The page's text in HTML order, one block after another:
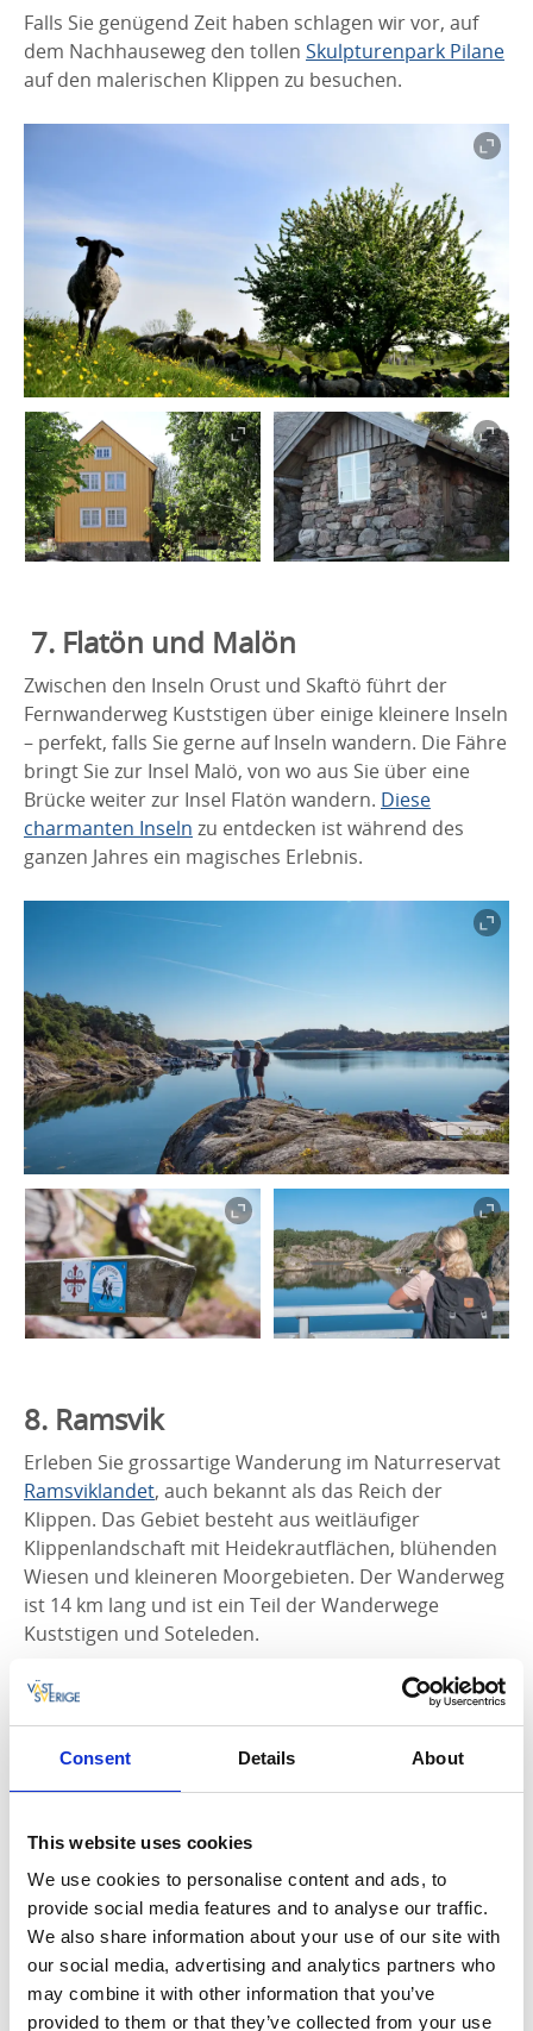
Consent Details About
This website uses cookies
We use cookies to personalise content and ads, to
provide social media features and to analyse our traffic.
We also share information about your use of our site with
our social media, advertising and analytics partners who
may combine it with other information that you’ve
provided to them or that they’ve collected from your use
Falls Sie genügend Zeit haben schlagen wir vor, auf
dem Nachhauseweg den tollen Skulpturenpark Pilane
auf den malerischen Klippen zu besuchen.
7. Flatön und Malön
Zwischen den Inseln Orust und Skaftö führt der
Fernwanderweg Kuststigen über einige kleinere Inseln
– perfekt, falls Sie gerne auf Inseln wandern. Die Fähre
bringt Sie zur Insel Malö, von wo aus Sie über eine
Brücke weiter zur Insel Flatön wandern. Diese
charmanten Inseln zu entdecken ist während des
ganzen Jahres ein magisches Erlebnis.
8. Ramsvik
Erleben Sie grossartige Wanderung im Naturreservat
Ramsviklandet, auch bekannt als das Reich der
Klippen. Das Gebiet besteht aus weitläufiger
Klippenlandschaft mit Heidekrautflächen, blühenden
Wiesen und kleineren Moorgebieten. Der Wanderweg
ist 14 km lang und ist ein Teil der Wanderwege
Kuststigen und Soteleden.
Falls Sie im Gebiet übernachten möchten können wir
Ramsviks Övergård